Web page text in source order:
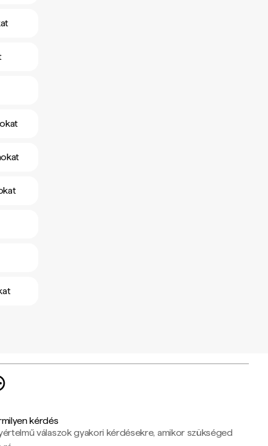
kérdés
válaszok gyakori kérdésekre, amikor szükséged